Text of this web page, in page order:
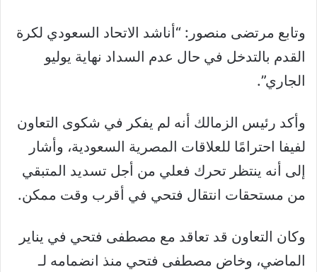
وتابع مرتضى منصور: “أناشد الاتحاد السعودي لكرة
القدم بالتدخل في حال عدم السداد نهاية يوليو
الجاري”.
وأكد ‏‎رئيس الزمالك أنه لم يفكر في شكوى التعاون
لفيفا احترامًا للعلاقات المصرية السعودية، وأشار
إلى أنه ينتظر تحرك فعلي من أجل تسديد المتبقي
من مستحقات انتقال فتحي في أقرب وقت ممكن.
وكان ‏‎التعاون قد تعاقد مع مصطفى فتحي في يناير
الماضي، وخاض مصطفى فتحي منذ انضمامه لـ